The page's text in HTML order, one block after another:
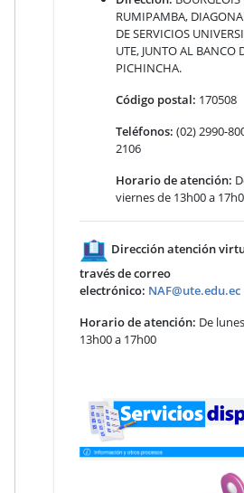
RUMIPAMBA,
DE SERVICIOS
UTE, JUNTO AL BANCO
PICHINCHA.
Código postal: 170508
Teléfonos: (02) 2990-
2106
Horario de atención:
viernes de 13h00 a
Dirección atención
través de correo
electrónico: NAF@ute.edu.ec
Horario de atención: De
13h00 a 17h00